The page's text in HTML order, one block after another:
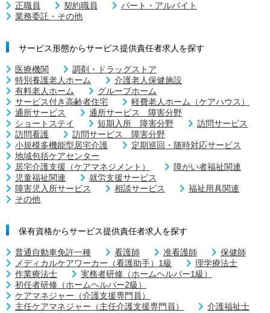
正職員 契約職員
パート・アルバイト
業務委託・その他
サービス形態からサービス提供責任者求人を探す
医療機関
調剤・ドラッグストア
特別養護老人ホーム
介護老人保健施設
有料老人ホーム
グループホーム
サービス付き高齢者住宅
軽費老人ホーム（ケアハウス）
通所サービス
通所サービス 障害分野
ショートステイ
短期入所 障害分野
訪問サービス
訪問看護
訪問サービス 障害分野
小規模多機能型居宅介護
定期巡回・随時対応サービス
地域包括ケアセンター
居宅介護支援（ケアマネジメント）
障がい者福祉関連
児童福祉関連
就労支援サービス
障害児入所サービス
相談サービス
福祉用具関連
その他
保有資格からサービス提供責任者求人を探す
普通自動車免許一種 看護師 准看護師
保健師
メディカルケアワーカー（看護助手）1級
理学療法士
作業療法士
実務者研修（ホームヘルパー1級）
初任者研修（ホームヘルパー2級）
ケアマネジャー（介護支援専門員）
主任ケアマネジャー（主任介護支援専門員）
介護福祉士